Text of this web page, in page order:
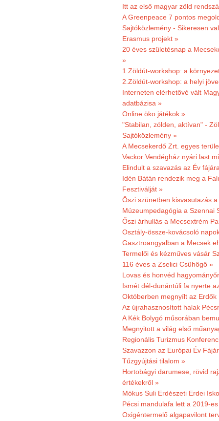
Itt az első magyar zöld
A Greenpeace 7 pontos
Sajtóközlemény - Sikeresen
Erasmus projekt »
20 éves születésnap a
»
1.Zöldút-workshop: a
2.Zöldút-workshop: a helyi
Interneten elérhetővé vált
adatbázisa »
Online öko játékok »
"Stabilan, zölden, aktívan" -
Sajtóközlemény »
A Mecsekerdő Zrt. egyes
Vackor Vendégház nyári last
Elindult a szavazás az Év
Idén Bátán rendezik meg a
Fesztiválját »
Őszi szünetben kisvasutazás
Múzeumpedagógia a Szennai
Őszi árhullás a Mecsextrém
Osztály-össze-kovácsoló
Gasztroangyalban a Mecsek
Termelői és kézműves vásár
116 éves a Zselici Csühögő »
Lovas és honvéd
Ismét dél-dunántúli fa nyerte
Októberben megnyílt az
Az újrahasznosított halak
A Kék Bolygó műsorában
Megnyitott a világ első
Regionális Turizmus
Szavazzon az Európai Év
Tűzgyújtási tilalom »
Hortobágyi darumese, rövid
értékekről »
Mókus Suli Erdészeti Erdei
Pécsi mandulafa lett a 2019-
Oxigéntermelő algapavilont